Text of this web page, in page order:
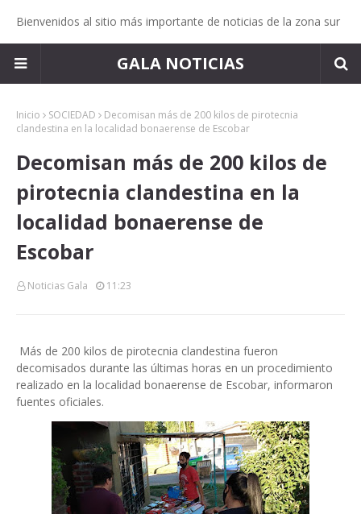
Bienvenidos al sitio más importante de noticias de la zona sur
GALA NOTICIAS
Inicio SOCIEDAD
Decomisan más de 200 kilos de pirotecnia
clandestina en la localidad bonaerense de Escobar
Decomisan más de 200 kilos de
pirotecnia clandestina en la
localidad bonaerense de
Escobar
Noticias Gala 11:23
Más de 200 kilos de pirotecnia clandestina fueron
decomisados durante las últimas horas en un procedimiento
realizado en la localidad bonaerense de Escobar, informaron
fuentes oficiales.